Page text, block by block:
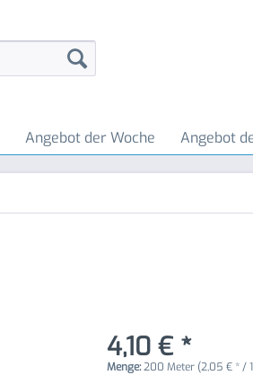
Angebot der Woche Angebot
4,10 € *
Menge:200 Meter (2,05 € * /